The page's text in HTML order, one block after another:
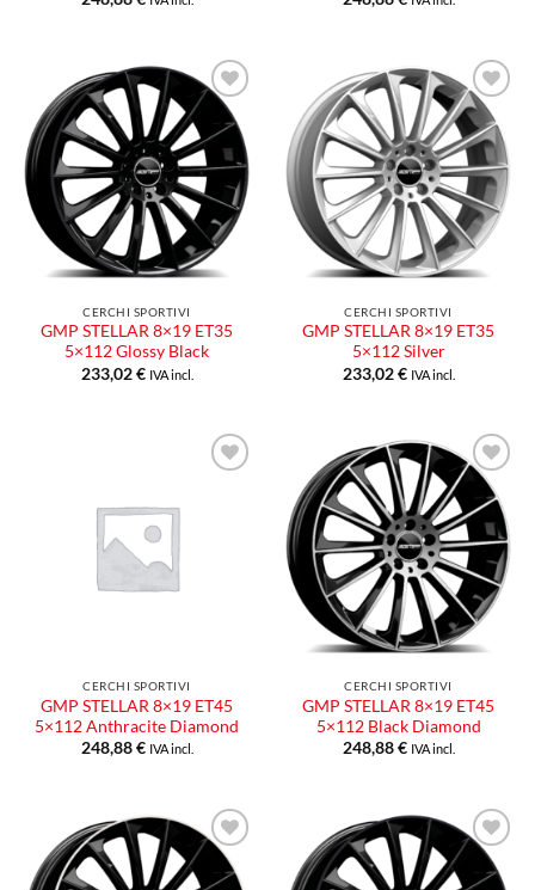
Aggiungi
alla lista
dei
desideri
CERCHI SPORTIVI
GMP STELLAR 8×19 ET35
5×112 Glossy Black
233,02€ IVA incl.
Aggiungi
alla lista
dei
desideri
CERCHI SPORTIVI
GMP STELLAR 8×19 ET35
5×112 Silver
233,02€ IVA incl.
CERCHI SPORTIVI
GMP STELLAR 8×19 ET45
5×112 Anthracite Diamond
248,88€ IVA incl.
Aggiungi
alla lista
dei
desideri
CERCHI SPORTIVI
GMP STELLAR 8×19 ET45
5×112 Black Diamond
248,88€ IVA incl.